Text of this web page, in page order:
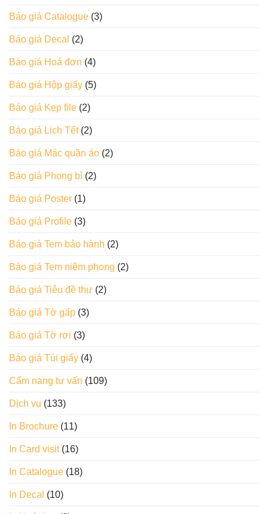
Báo giá Catalogue (3)
Báo giá Decal (2)
Báo giá Hoá đơn (4)
Báo giá Hộp giấy (5)
Báo giá Kẹp file (2)
Báo giá Lịch Tết(2)
Báo giá Mác quần áo (2)
Báo giá Phong bì (2)
Báo giá Poster (1)
Báo giá Profile (3)
Báo giá Tem bảo hành (2)
Báo giá Tem niêm phong (2)
Báo giá Tiêu đề thư (2)
Báo giá Tờ gấp (3)
Báo giá Tờ rơi (3)
Báo giá Túi giấy (4)
Cẩm nang tư vấn (109)
Dịch vụ (133)
In Brochure (11)
In Card visit(16)
In Catalogue (18)
In Decal (10)